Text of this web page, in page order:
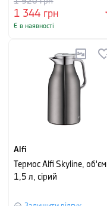
1 344 грн
Є в наявності
Alfi
Термос Alfi Skyline, об'єм
1,5 л, сірий